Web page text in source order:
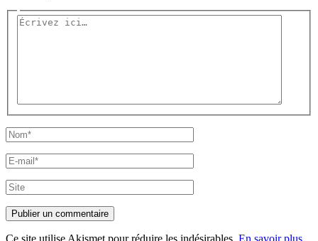
Écrivez
Nom*
E-
mail*
Site